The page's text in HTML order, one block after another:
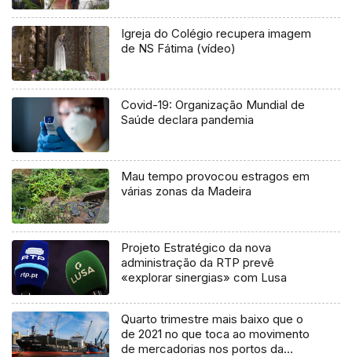
Igreja do Colégio recupera imagem
de NS Fátima (vídeo)
Covid-19: Organização Mundial de
Saúde declara pandemia
Mau tempo provocou estragos em
várias zonas da Madeira
Projeto Estratégico da nova
administração da RTP prevê
«explorar sinergias» com Lusa
Quarto trimestre mais baixo que o
de 2021 no que toca ao movimento
de mercadorias nos portos da